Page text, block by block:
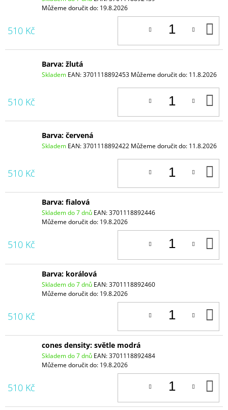
Můžeme doručit do: 19.8.2026
510 Kč
Barva: žlutá
Skladem EAN:3701118892453 Můžeme doručit do: 11.8.2026
510 Kč
Barva: červená
Skladem EAN:3701118892422 Můžeme doručit do: 11.8.2026
510 Kč
Barva: fialová
Skladem do 7 dnů EAN:3701118892446
Můžeme doručit do: 19.8.2026
510 Kč
Barva: korálová
Skladem do 7 dnů EAN:3701118892460
Můžeme doručit do: 19.8.2026
510 Kč
cones density: světle modrá
Skladem do 7 dnů EAN:3701118892484
Můžeme doručit do: 19.8.2026
510 Kč